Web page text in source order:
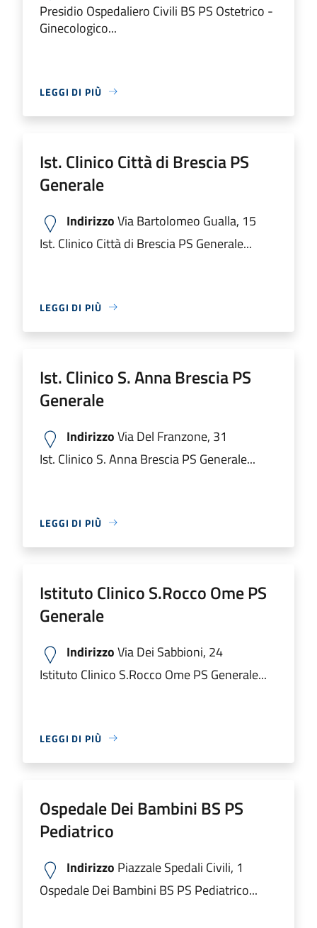
Presidio Ospedaliero Civili BS PS Ostetrico -
Ginecologico...
LEGGI DI PIÙ
Ist. Clinico Città di Brescia PS
Generale
IndirizzoVia Bartolomeo Gualla, 15
Ist. Clinico Città di Brescia PS Generale...
LEGGI DI PIÙ
Ist. Clinico S. Anna Brescia PS
Generale
IndirizzoVia Del Franzone, 31
Ist. Clinico S. Anna Brescia PS Generale...
LEGGI DI PIÙ
Istituto Clinico S.Rocco Ome PS
Generale
IndirizzoVia Dei Sabbioni, 24
Istituto Clinico S.Rocco Ome PS Generale...
LEGGI DI PIÙ
Ospedale Dei Bambini BS PS
Pediatrico
Indirizzo Piazzale Spedali Civili, 1
Ospedale Dei Bambini BS PS Pediatrico...